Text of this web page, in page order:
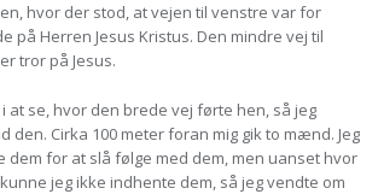
hvor der stod, at vejen til venstre var for
på Herren Jesus Kristus. Den mindre vej til
tror på Jesus.
at se, hvor den brede vej førte hen, så jeg
den. Cirka 100 meter foran mig gik to mænd. Jeg
dem for at slå følge med dem, men uanset hvor
jeg ikke indhente dem, så jeg vendte om